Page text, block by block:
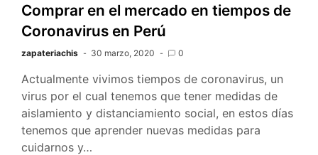
Comprar en el mercado en tiempos de
Coronavirus en Perú
zapateriachis 30 marzo, 2020 0
Actualmente vivimos tiempos de coronavirus, un
virus por el cual tenemos que tener medidas de
aislamiento y distanciamiento social, en estos días
tenemos que aprender nuevas medidas para
cuidarnos y…